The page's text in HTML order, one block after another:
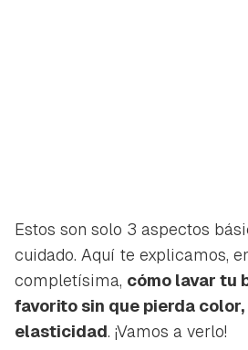
Estos son solo 3 aspectos
cuidado. Aquí te explicamos,
completísima, cómo lavar tu
favorito sin que pierda color,
elasticidad. ¡Vamos a verlo!